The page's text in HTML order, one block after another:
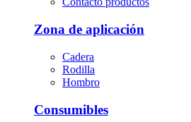
Zona de aplicación
Cadera
Rodilla
Hombro
Consumibles